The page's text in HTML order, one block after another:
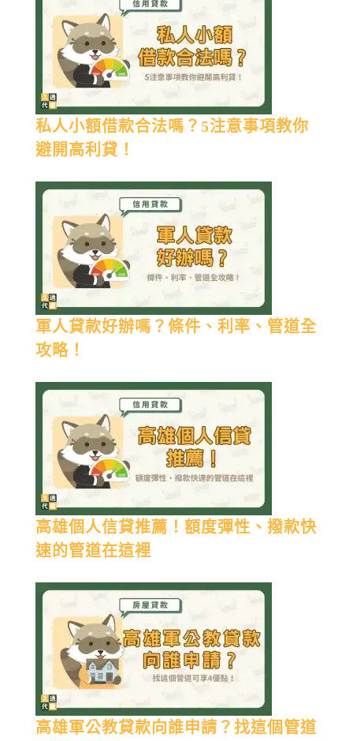
私人小額借款合法嗎？5注意事項教你
避開高利貸！
軍人貸款好辦嗎？條件、利率、管道全
攻略！
高雄個人信貸推薦！額度彈性、撥款快
速的管道在這裡
高雄軍公教貸款向誰申請？找這個管道